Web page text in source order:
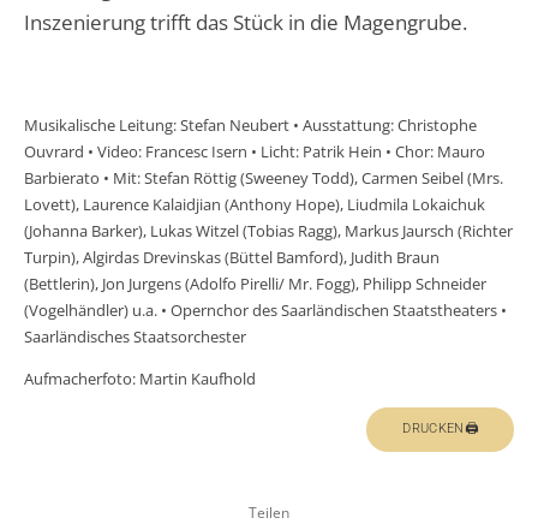
Inszenierung trifft das Stück in die Magengrube.
Musikalische Leitung: Stefan Neubert • Ausstattung: Christophe
Ouvrard • Video: Francesc Isern • Licht: Patrik Hein • Chor: Mauro
Barbierato • Mit: Stefan Röttig (Sweeney Todd), Carmen Seibel (Mrs.
Lovett), Laurence Kalaidjian (Anthony Hope), Liudmila Lokaichuk
(Johanna Barker), Lukas Witzel (Tobias Ragg), Markus Jaursch (Richter
Turpin), Algirdas Drevinskas (Büttel Bamford), Judith Braun
(Bettlerin), Jon Jurgens (Adolfo Pirelli/ Mr. Fogg), Philipp Schneider
(Vogelhändler) u.a. • Opernchor des Saarländischen Staatstheaters •
Saarländisches Staatsorchester
Aufmacherfoto: Martin Kaufhold
DRUCKEN🖨
Teilen